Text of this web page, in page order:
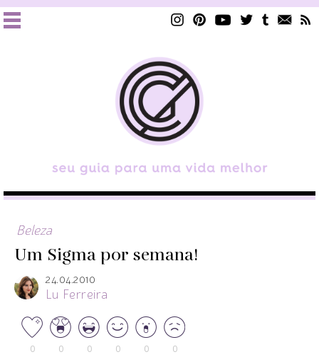
Beleza
Um Sigma por semana!
24.04.2010
Lu Ferreira
0 0 0 0 0 0